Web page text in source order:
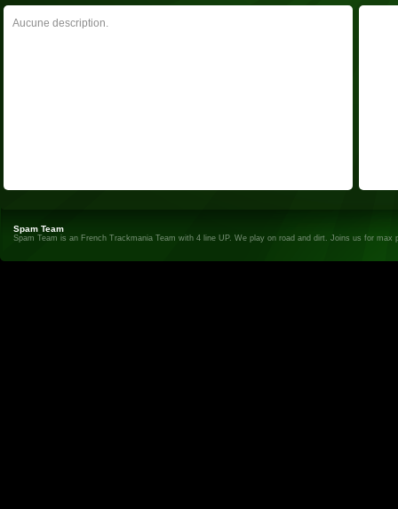
Aucune description.
Spam Team
Spam Team is an French Trackmania Team with 4 line UP. We play on road and dirt. Joins us for max